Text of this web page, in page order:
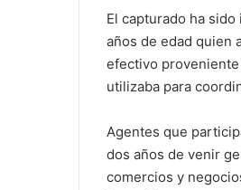
El capturado ha
años de edad quien
efectivo
utilizaba para
Agentes que
dos años de venir
comercios y